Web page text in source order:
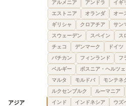
アルメニア
アンドラ イギ
エストニア
オランダ オー
ギリシャ
クロアチア サン
スウェーデン
スペイン ス
チェコ
デンマーク ドイツ
バチカン
フィンランド フ
ベルギー
ボスニア・ヘルツ
マルタ
モルドバ モンテネ
ルクセンブルク
ルーマニア
アジア インド インドネシア ウズ